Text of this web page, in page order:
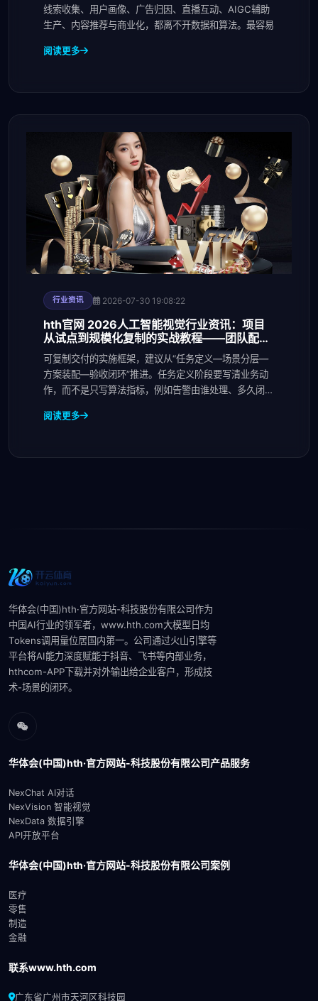
线索收集、用户画像、广告归因、直播互动、AIGC辅助
生产、内容推荐与商业化，都离不开数据和算法。最容易
阅读更多
行业资讯 2026-07-30 19:08:22
hth官网 2026人工智能视觉行业资讯：项目
从试点到规模化复制的实战教程——团队配
置、数据
可复制交付的实施框架，建议从“任务定义—场景分层—
方案装配—验收闭环”推进。任务定义阶段要写清业务动
作，而不是只写算法指标，例如告警由谁处理、多久闭
阅读更多
华体会(中国)hth·官方网站-科技股份有限公司作为
中国AI行业的领军者，www.hth.com大模型‌日均
Tokens调用量位居国内第一。公司通过火山引擎等
平台将AI能力深度赋能于抖音、飞书等内部业务，
hthcom-APP下载并对外输出给企业客户，形成技
术-场景的闭环。‌‌
华体会(中国)hth·官方网站-科技股份有限公司产品服务
NexChat AI对话
NexVision 智能视觉
NexData 数据引擎
API开放平台
华体会(中国)hth·官方网站-科技股份有限公司案例
医疗
零售
制造
金融
联系www.hth.com
广东省广州市天河区科技园